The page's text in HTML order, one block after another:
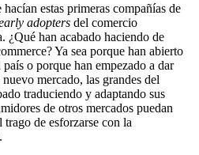
estas primeras compañías de
adopters del comercio
¿Qué han acabado haciendo de
Ya sea porque han abierto
o porque han empezado a dar
mercado, las grandes del
traduciendo y adaptando sus
de otros mercados puedan
trago de esforzarse con la